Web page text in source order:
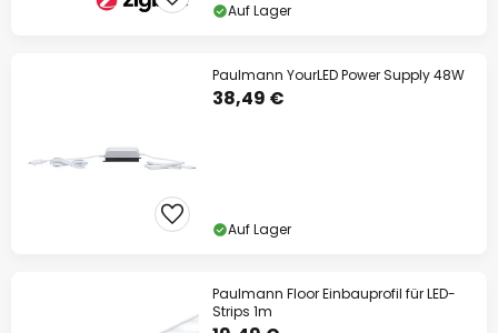
Auf Lager
Paulmann YourLED Power Supply 48W
38,49 €
Auf Lager
Paulmann Floor Einbauprofil für LED-
Strips 1m